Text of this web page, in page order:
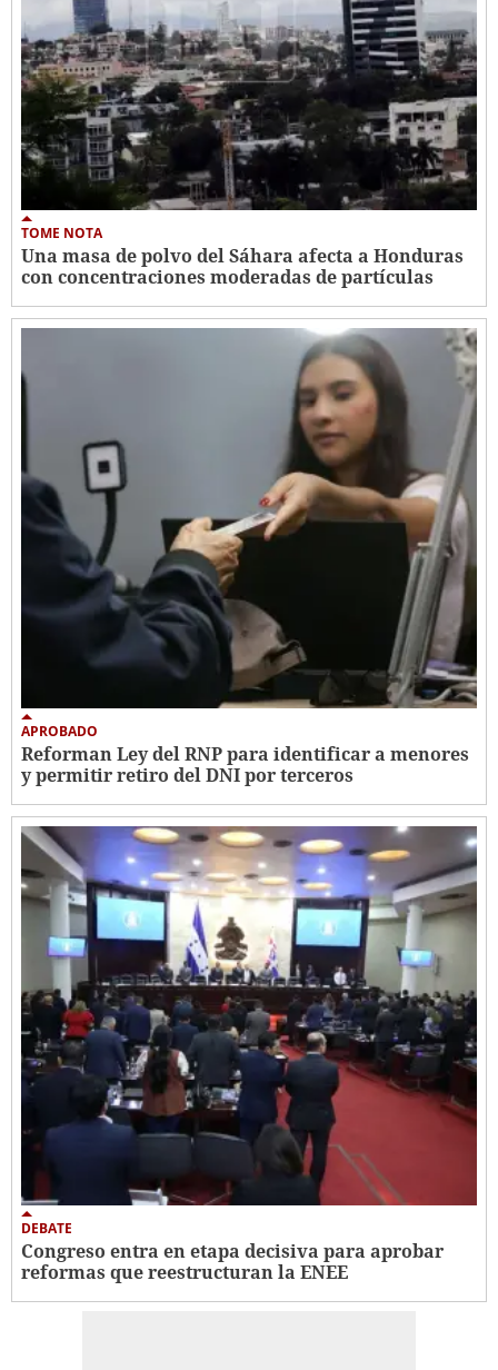
TOME NOTA
Una masa de polvo del Sáhara afecta a Honduras
con concentraciones moderadas de partículas
APROBADO
Reforman Ley del RNP para identificar a menores
y permitir retiro del DNI por terceros
DEBATE
Congreso entra en etapa decisiva para aprobar
reformas que reestructuran la ENEE